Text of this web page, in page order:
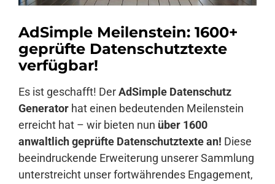
Anmelden
AdSimple Meilenstein: 1600+
geprüfte Datenschutztexte
verfügbar!
Es ist geschafft! DerAdSimple Datenschutz
Generator hat einen bedeutenden Meilenstein
erreicht hat – wir bieten nun über 1600
anwaltlich geprüfte Datenschutztexte an! Diese
beeindruckende Erweiterung unserer Sammlung
unterstreicht unser fortwährendes Engagement,